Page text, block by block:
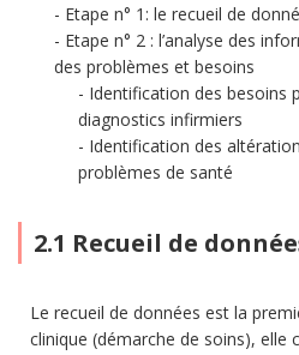
Etape n° 1: le recueil de
Etape n° 2 : l’analyse des
des problèmes et besoins
Identification des besoins
diagnostics infirmiers
Identification des
problèmes de santé
2.1 Recueil de
Le recueil de données est la
clinique (démarche de soins), elle